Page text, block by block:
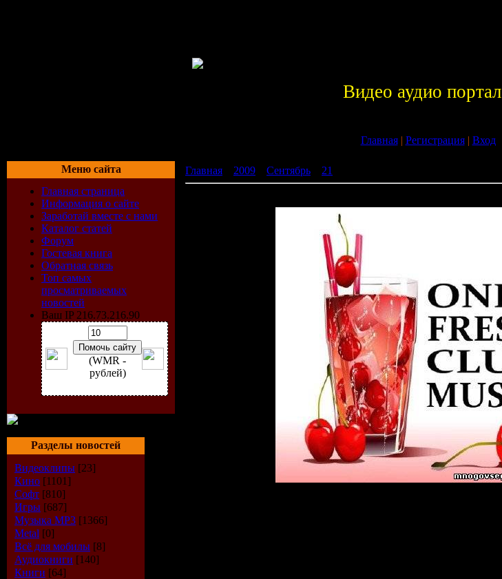
Видео аудио портал
Главная| Регистрация| Вход
Меню сайта
Главная страница
Информация о сайте
Заработай вместе с нами
Каталог статей
Форум
Гостевая книга
Обратная связь
Топ самых
просматриваемых
новостей
Ваш IP 216.73.216.90
(WMR -
рублей)
Разделы новостей
Видеоклипы [23]
Кино [1101]
Софт [810]
Игры [687]
Музыка МР3 [1366]
Metal [0]
Всё для мобилы [8]
Аудиокниги [140]
Книги [64]
Главная 2009 Сентябрь 21